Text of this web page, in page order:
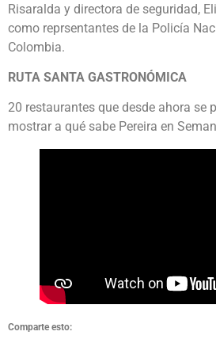
Risaralda y directora de seguridad,
como reprsentantes de la Policía
Colombia.
RUTA SANTA GASTRONÓMICA
20 restaurantes que desde ahora se
mostrar a qué sabe Pereira en
Comparte esto: